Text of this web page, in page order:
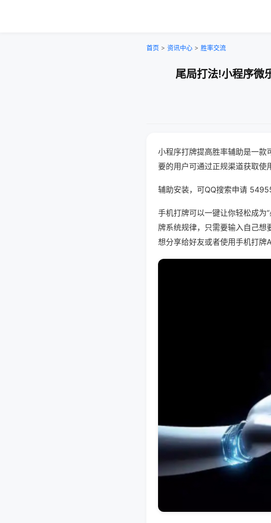
首页 > 资讯中心 > 胜率交流
尾局打法!小程序微
小程序打牌提高胜率辅助是一款
要的用户可通过正规渠道获取使
辅助安装，可QQ搜索申请
手机打牌可以一键让你轻松成为
牌系统规律，只需要输入自己想
想分享给好友或者使用手机打牌